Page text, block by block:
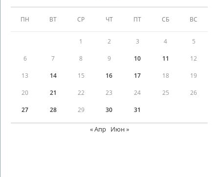
ПН ВТ СР ЧТ ПТ СБ ВС
1 2 3 4 5
6 7 8 9 10 11 12
13 14 15 16 17 18 19
20 21 22 23 24 25 26
27 28 29 30 31
« Апр Июн »